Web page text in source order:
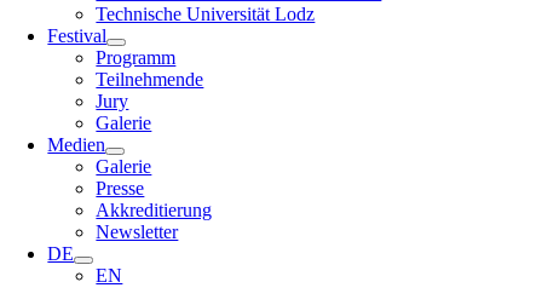
Technische Universität Lodz
Festival
Programm
Teilnehmende
Jury
Galerie
Medien
Galerie
Presse
Akkreditierung
Newsletter
DE
EN